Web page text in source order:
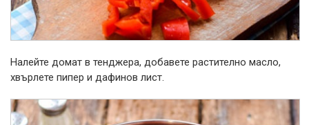
Налейте домат в тенджера, добавете растително масло,
хвърлете пипер и дафинов лист.